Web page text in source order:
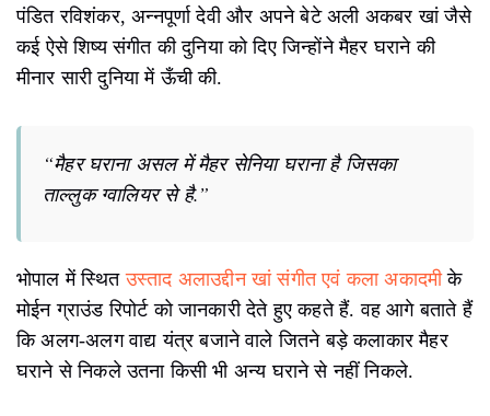
पंडित रविशंकर, अन्नपूर्णा देवी और अपने बेटे अली अकबर खां जैसे
कई ऐसे शिष्य संगीत की दुनिया को दिए जिन्होंने मैहर घराने की
मीनार सारी दुनिया में ऊँची की.
“मैहर घराना असल में मैहर सेनिया घराना है जिसका
ताल्लुक ग्वालियर से है.”
भोपाल में स्थितउस्ताद अलाउद्दीन खां संगीत एवं कला अकादमीके
मोईन ग्राउंड रिपोर्ट को जानकारी देते हुए कहते हैं. वह आगे बताते हैं
कि अलग-अलग वाद्य यंत्र बजाने वाले जितने बड़े कलाकार मैहर
घराने से निकले उतना किसी भी अन्य घराने से नहीं निकले.